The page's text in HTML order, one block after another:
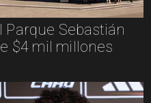
Sebastián
$4 mil millones